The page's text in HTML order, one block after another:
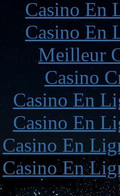
Casino En
Casino En
Meilleur
Casino
Casino En
Casino En
Casino En
Casino En